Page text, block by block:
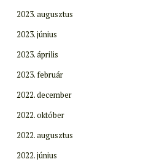
2023. augusztus
2023. június
2023. április
2023. február
2022. december
2022. október
2022. augusztus
2022. június